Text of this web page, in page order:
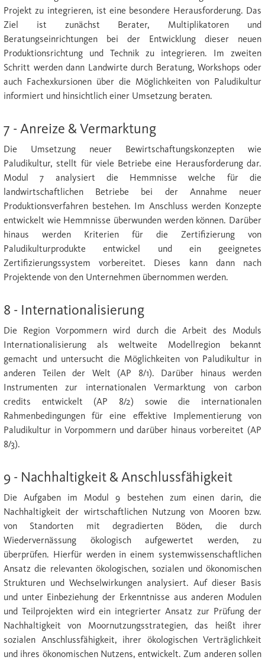
Projekt zu integrieren, ist eine besondere Herausforderung. Das
Ziel ist zunächst Berater, Multiplikatoren und
Beratungseinrichtungen bei der Entwicklung dieser neuen
Produktionsrichtung und Technik zu integrieren. Im zweiten
Schritt werden dann Landwirte durch Beratung, Workshops oder
auch Fachexkursionen über die Möglichkeiten von Paludikultur
informiert und hinsichtlich einer Umsetzung beraten.
7 - Anreize & Vermarktung
Die Umsetzung neuer Bewirtschaftungskonzepten wie
Paludikultur, stellt für viele Betriebe eine Herausforderung dar.
Modul 7 analysiert die Hemmnisse welche für die
landwirtschaftlichen Betriebe bei der Annahme neuer
Produktionsverfahren bestehen. Im Anschluss werden Konzepte
entwickelt wie Hemmnisse überwunden werden können. Darüber
hinaus werden Kriterien für die Zertifizierung von
Paludikulturprodukte entwickel und ein geeignetes
Zertifizierungssystem vorbereitet. Dieses kann dann nach
Projektende von den Unternehmen übernommen werden.
8 - Internationalisierung
Die Region Vorpommern wird durch die Arbeit des Moduls
Internationalisierung als weltweite Modellregion bekannt
gemacht und untersucht die Möglichkeiten von Paludikultur in
anderen Teilen der Welt (AP 8/1). Darüber hinaus werden
Instrumenten zur internationalen Vermarktung von carbon
credits entwickelt (AP 8/2) sowie die internationalen
Rahmenbedingungen für eine effektive Implementierung von
Paludikultur in Vorpommern und darüber hinaus vorbereitet (AP
8/3).
9 - Nachhaltigkeit & Anschlussfähigkeit
Die Aufgaben im Modul 9 bestehen zum einen darin, die
Nachhaltigkeit der wirtschaftlichen Nutzung von Mooren bzw.
von Standorten mit degradierten Böden, die durch
Wiedervernässung ökologisch aufgewertet werden, zu
überprüfen. Hierfür werden in einem systemwissenschaftlichen
Ansatz die relevanten ökologischen, sozialen und ökonomischen
Strukturen und Wechselwirkungen analysiert. Auf dieser Basis
und unter Einbeziehung der Erkenntnisse aus anderen Modulen
und Teilprojekten wird ein integrierter Ansatz zur Prüfung der
Nachhaltigkeit von Moornutzungsstrategien, das heißt ihrer
sozialen Anschlussfähigkeit, ihrer ökologischen Verträglichkeit
und ihres ökonomischen Nutzens, entwickelt. Zum anderen sollen